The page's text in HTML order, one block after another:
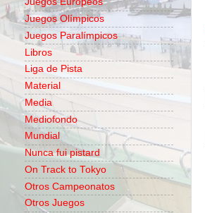
Juegos Olímpicos
Juegos Paralímpicos
Libros
Liga de Pista
Material
Media
Mediofondo
Mundial
Nunca fui pistard
On Track to Tokyo
Otros Campeonatos
Otros Juegos